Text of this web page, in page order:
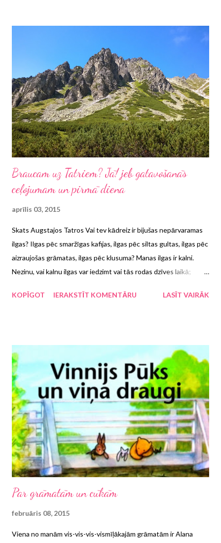
Braucam uz Tatriem? Jā! jeb gatavošanās
ceļojumam un pirmā diena
aprīlis 03, 2015
Skats Augstajos Tatros Vai tev kādreiz ir bijušas nepārvaramas
ilgas? Ilgas pēc smaržīgas kafijas, ilgas pēc siltas gultas, ilgas pēc
aizraujošas grāmatas, ilgas pēc klusuma? Manas ilgas ir kalni.
Nezinu, vai kalnu ilgas var iedzimt vai tās rodas dzīves laikā;
12. klasē ieraugot Anglijas Lake District daili, bet es skaidri zinu,
pilnīgu atslēgšanos no darbiem, ne tikai jaunu vietu iepazīšanu,
bet arī maršruta kārtīgu izplānošanu. Zinot, ka ne viens vien
vasarā domā doties Tatru virzienā, turpmākajos ierakstos sekos
diezgan detalizēts apraksts par mūsu ceļojumu, un es jo īpaši
ceru, ka apraksti noderēs ģimenēm, kas pirmo reizi dodas ar auto
garākā pārbraucienā vai pirmo reizi uz kalniem. Pirmais ieraksts
par gatav...
KOPĪGOT IERAKSTĪT KOMENTĀRU LASĪT VAIRĀK
Par grāmatām un cūkām
februāris 08, 2015
Viena no manām vis-vis-vis-vismīļākajām grāmatām ir Alana